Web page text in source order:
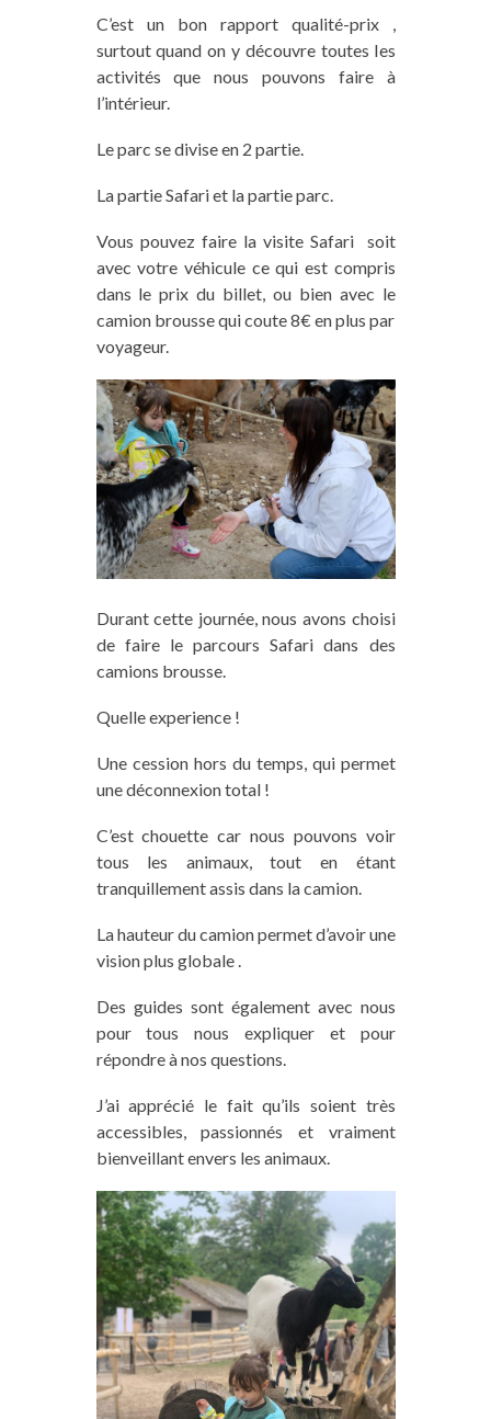
C’est un bon rapport qualité-prix ,
surtout quand on y découvre toutes les
activités que nous pouvons faire à
l’intérieur.
Le parc se divise en 2 partie.
La partie Safari et la partie parc.
Vous pouvez faire la visite Safari soit
avec votre véhicule ce qui est compris
dans le prix du billet, ou bien avec le
camion brousse qui coute 8€ en plus par
voyageur.
Durant cette journée, nous avons choisi
de faire le parcours Safari dans des
camions brousse.
Quelle experience !
Une cession hors du temps, qui permet
une déconnexion total !
C’est chouette car nous pouvons voir
tous les animaux, tout en étant
tranquillement assis dans la camion.
La hauteur du camion permet d’avoir une
vision plus globale .
Des guides sont également avec nous
pour tous nous expliquer et pour
répondre à nos questions.
J’ai apprécié le fait qu’ils soient très
accessibles, passionnés et vraiment
bienveillant envers les animaux.